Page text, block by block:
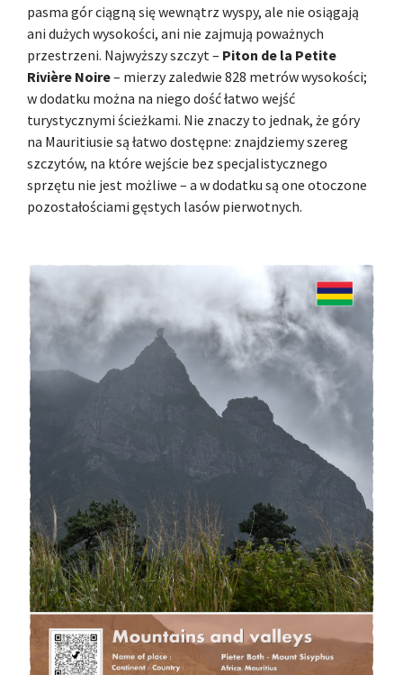
pasma gór ciągną się wewnątrz wyspy, ale nie osiągają
ani dużych wysokości, ani nie zajmują poważnych
przestrzeni. Najwyższy szczyt – Piton de la Petite
Rivière Noire– mierzy zaledwie 828 metrów wysokości;
w dodatku można na niego dość łatwo wejść
turystycznymi ścieżkami. Nie znaczy to jednak, że góry
na Mauritiusie są łatwo dostępne: znajdziemy szereg
szczytów, na które wejście bez specjalistycznego
sprzętu nie jest możliwe – a w dodatku są one otoczone
pozostałościami gęstych lasów pierwotnych.